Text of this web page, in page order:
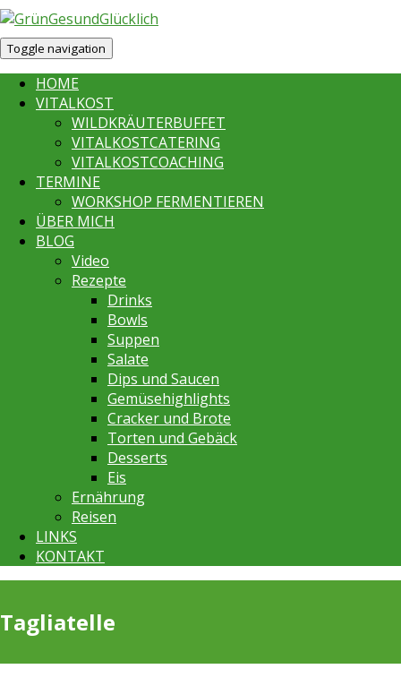
Toggle navigation
HOME
VITALKOST
WILDKRÄUTERBUFFET
VITALKOSTCATERING
VITALKOSTCOACHING
TERMINE
WORKSHOP FERMENTIEREN
ÜBER MICH
BLOG
Video
Rezepte
Drinks
Bowls
Suppen
Salate
Dips und Saucen
Gemüsehighlights
Cracker und Brote
Torten und Gebäck
Desserts
Eis
Ernährung
Reisen
LINKS
KONTAKT
Tagliatelle